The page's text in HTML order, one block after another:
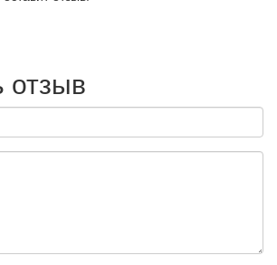
отзыв